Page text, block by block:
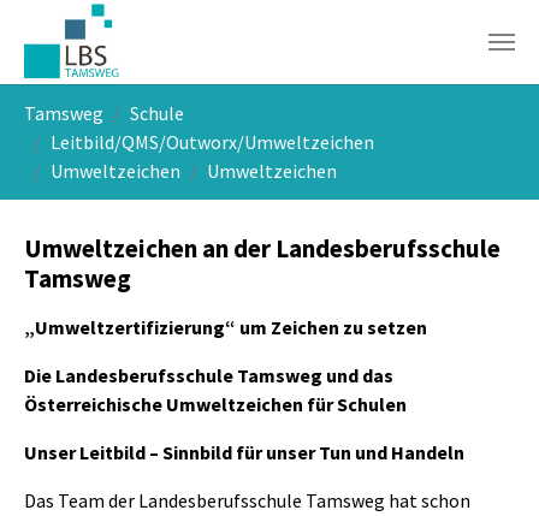
Skip to main navigation
Skip to main content
Skip to page footer
Tamsweg
Schule
Leitbild/QMS/Outworx/Umweltzeichen
Umweltzeichen
Umweltzeichen
Umweltzeichen an der Landesberufsschule
Tamsweg
„Umweltzertifizierung“ um Zeichen zu setzen
Die Landesberufsschule Tamsweg und das
Österreichische Umweltzeichen für Schulen
Unser Leitbild – Sinnbild für unser Tun und Handeln
Das Team der Landesberufsschule Tamsweg hat schon